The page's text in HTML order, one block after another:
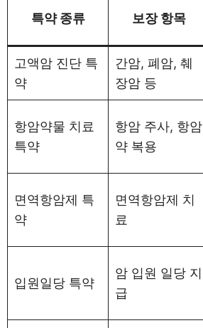
특약 종류 보장 항목
고액암 진단 특
약
간암, 폐암, 췌
장암 등
항암약물 치료
특약
항암 주사, 항암
약 복용
면역항암제 특
약
면역항암제 치
료
입원일당 특약
암 입원 일당 지
급